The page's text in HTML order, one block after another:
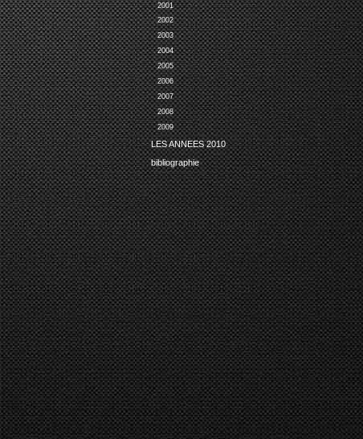
2001
2002
2003
2004
2005
2006
2007
2008
2009
LES ANNEES 2010
bibliographie